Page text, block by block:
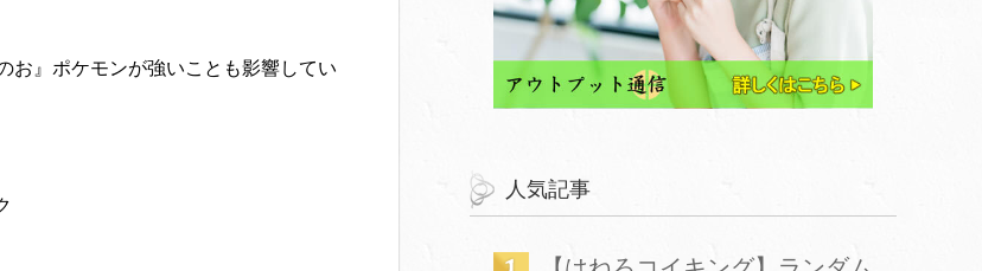
お』ポケモンが強いことも影響してい
人気記事